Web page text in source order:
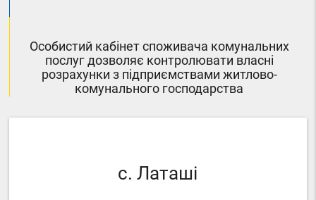
Особистий кабінет споживача комунальних
послуг дозволяє контролювати власні
розрахунки з підприємствами житлово-
комунального господарства
с. Латаші